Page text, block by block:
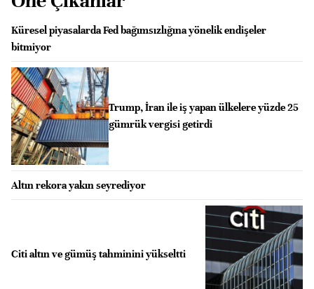
Küresel piyasalarda Fed bağımsızlığına yönelik endişeler
bitmiyor
Trump, İran ile iş yapan ülkelere yüzde 25
gümrük vergisi getirdi
Altın rekora yakın seyrediyor
Citi altın ve gümüş tahminini yükseltti